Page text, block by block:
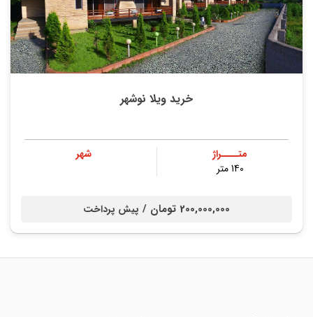
خرید ویلا نوشهر
متــــراژ
140 متر
شهر
200,000,000 تومان / پیش پرداخت